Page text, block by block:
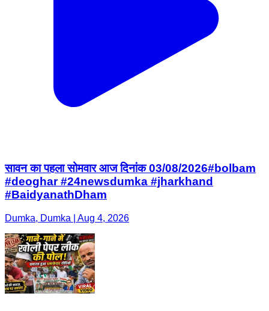
सावन का पहला सोमवार आज दिनांक 03/08/2026#bolbam
#deoghar #24newsdumka #jharkhand
#BaidyanathDham
Dumka, Dumka | Aug 4, 2026